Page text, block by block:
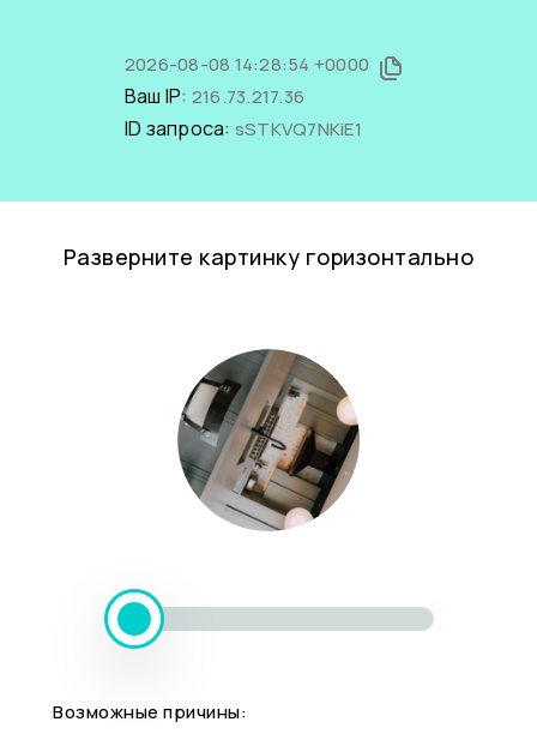
2026-08-08 14:28:54 +0000
Ваш IP: 216.73.217.36
ID запроса: sSTKVQ7NKiE1
Разверните картинку горизонтально
Возможные причины: